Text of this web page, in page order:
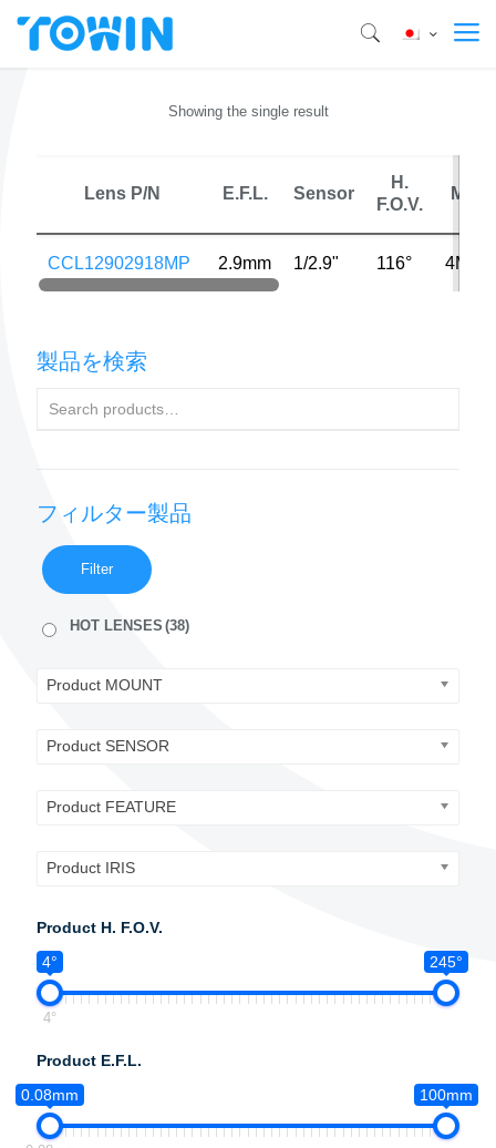
Showing the single result
Lens P/N E.F.L. Sensor
H.
F.O.V.
MP
CCL12902918MP 2.9mm 1/2.9" 116° 4MP
製品を検索
フィルター製品
Filter
HOT LENSES (38)
Product MOUNT
Product SENSOR
Product FEATURE
Product IRIS
Product H. F.O.V.
4°
245°
4°
Product E.F.L.
0.08mm
100mm